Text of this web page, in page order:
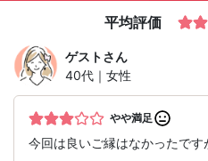
平均評価
ゲストさん
40代｜女性
やや満足
今回は良いご縁はなかったです